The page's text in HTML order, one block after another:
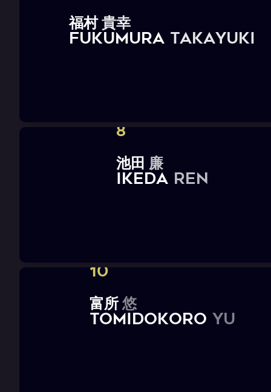
福村貴幸
FUKUMURA Takayuki
8
池田 廉
IKEDA Ren
10
富所悠
TOMIDOKORO Yu